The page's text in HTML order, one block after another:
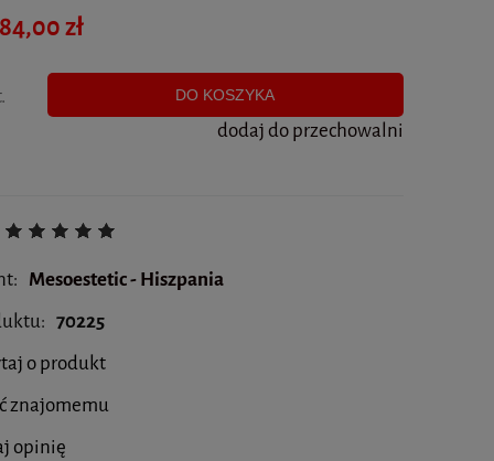
zawiera ewentualnych kosztów płatności
zł
DO KOSZYKA
dodaj do przechowalni
Mesoestetic - Hiszpania
70225
o produkt
znajomemu
opinię